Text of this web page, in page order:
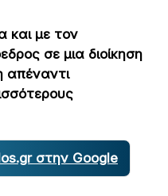
και με τον
σε μια διοίκηση
απέναντι
στην Google